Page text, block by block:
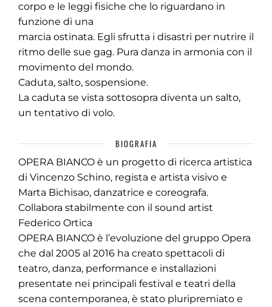
corpo e le leggi fisiche che lo riguardano in
funzione di una
marcia ostinata. Egli sfrutta i disastri per nutrire il
ritmo delle sue gag. Pura danza in armonia con il
movimento del mondo.
Caduta, salto, sospensione.
La caduta se vista sottosopra diventa un salto,
un tentativo di volo.
BIOGRAFIA
OPERA BIANCO è un progetto di ricerca artistica
di Vincenzo Schino, regista e artista visivo e
Marta Bichisao, danzatrice e coreografa.
Collabora stabilmente con il sound artist
Federico Ortica
OPERA BIANCO è l’evoluzione del gruppo Opera
che dal 2005 al 2016 ha creato spettacoli di
teatro, danza, performance e installazioni
presentate nei principali festival e teatri della
scena contemporanea, è stato pluripremiato e